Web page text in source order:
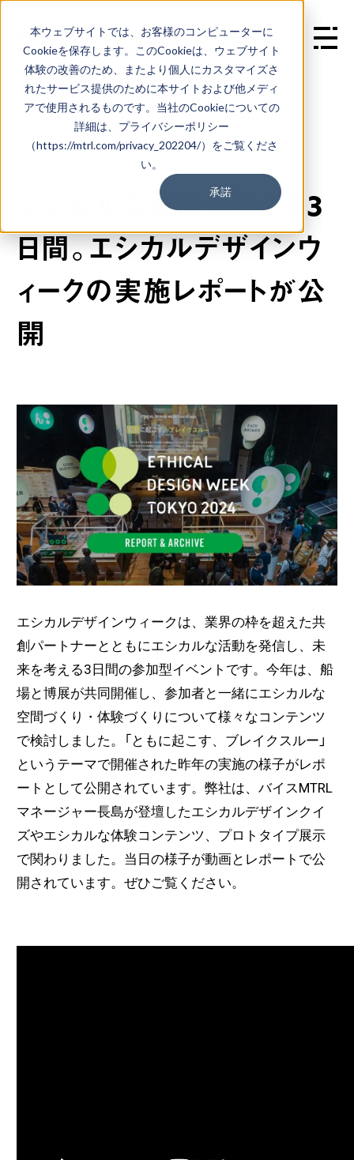
本ウェブサイトでは、お客様のコンピューターに
Cookieを保存します。このCookieは、ウェブサイト
体験の改善のため、またより個人にカスタマイズさ
れたサービス提供のために本サイトおよび他メディ
アで使用されるものです。当社のCookieについての
詳細は、プライバシーポリシー
（https://mtrl.com/privacy_202204/）をご覧くださ
い。
承諾
EN
Event Report
エシカルな未来を考える3
日間。エシカルデザインウ
ィークの実施レポートが公
開
エシカルデザインウィークは、業界の枠を超えた共
創パートナーとともにエシカルな活動を発信し、未
来を考える3日間の参加型イベントです。今年は、船
場と博展が共同開催し、参加者と一緒にエシカルな
空間づくり・体験づくりについて様々なコンテンツ
で検討しました。「ともに起こす、ブレイクスルー」
というテーマで開催された昨年の実施の様子がレポ
ートとして公開されています。弊社は、バイスMTRL
マネージャー長島が登壇したエシカルデザインクイ
ズやエシカルな体験コンテンツ、プロトタイプ展示
で関わりました。当日の様子が動画とレポートで公
開されています。ぜひご覧ください。